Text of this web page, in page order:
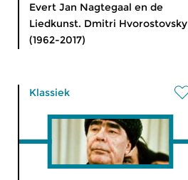
Evert Jan Nagtegaal en de
Liedkunst. Dmitri Hvorostovsky
(1962-2017)
Klassiek